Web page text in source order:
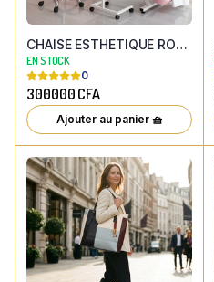
CHAISE ESTHETIQUE ROSE AVEC TABOURET ASSORTI
EN STOCK
0
300000 CFA
Ajouter au panier 🧺